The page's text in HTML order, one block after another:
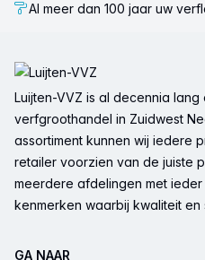
Al meer dan 100 jaar uw
Luijten-VVZ is al decennia
verfgroothandel in Zuidwest
assortiment kunnen wij iedere
retailer voorzien van de juiste
meerdere afdelingen met
kenmerken waarbij kwaliteit
GA NAAR